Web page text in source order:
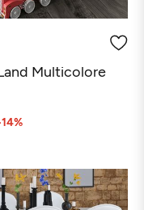
Multicolore